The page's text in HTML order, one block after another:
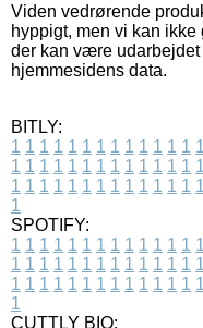
Viden vedrørende
hyppigt, men vi kan
der kan være udarbejdet
hjemmesidens data.
BITLY:
1 1 1 1 1 1 1 1 1 1 1 1 1 1
1 1 1 1 1 1 1 1 1 1 1 1 1 1
1 1 1 1 1 1 1 1 1 1 1 1 1 1
1
SPOTIFY:
1 1 1 1 1 1 1 1 1 1 1 1 1 1
1 1 1 1 1 1 1 1 1 1 1 1 1 1
1 1 1 1 1 1 1 1 1 1 1 1 1 1
1
CUTTLY BIO: